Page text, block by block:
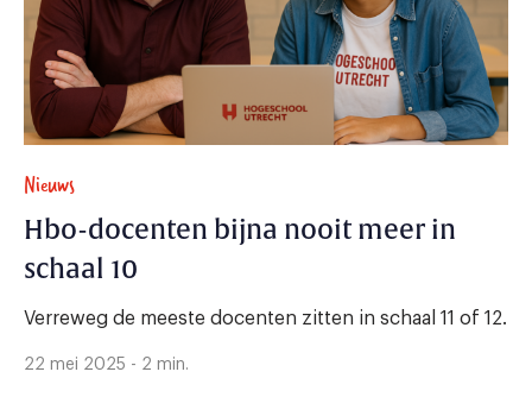
Nieuws
Hbo-docenten bijna nooit meer in
schaal 10
Verreweg de meeste docenten zitten in schaal 11 of 12.
22 mei 2025 - 2 min.